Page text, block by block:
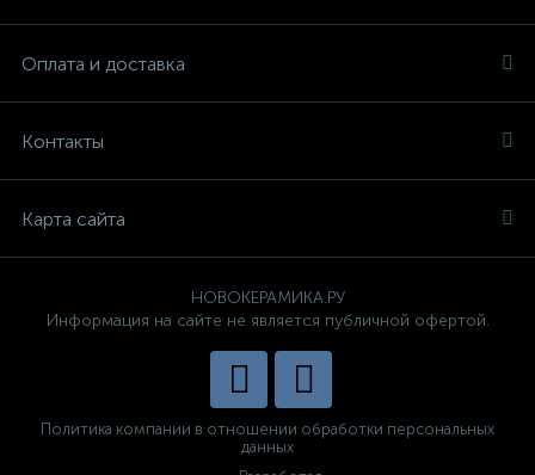
Оплата и доставка
Контакты
Карта сайта
НОВОКЕРАМИКА.РУ
Информация на сайте не является публичной офертой.
Политика компании в отношении обработки персональных
данных